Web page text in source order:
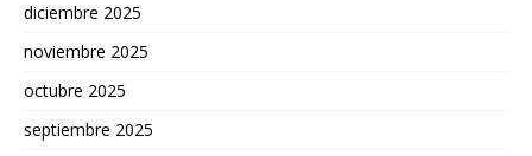
diciembre 2025
noviembre 2025
octubre 2025
septiembre 2025